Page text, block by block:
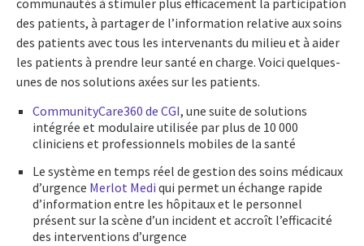
communautés à stimuler plus efficacement la participation
des patients, à partager de l’information relative aux soins
des patients avec tous les intervenants du milieu et à aider
les patients à prendre leur santé en charge. Voici quelques-
unes de nos solutions axées sur les patients.
CommunityCare360 de CGI, une suite de solutions
intégrée et modulaire utilisée par plus de 10 000
cliniciens et professionnels mobiles de la santé
Le système en temps réel de gestion des soins médicaux
d’urgence Merlot Medi qui permet un échange rapide
d’information entre les hôpitaux et le personnel
présent sur la scène d’un incident et accroît l’efficacité
des interventions d’urgence